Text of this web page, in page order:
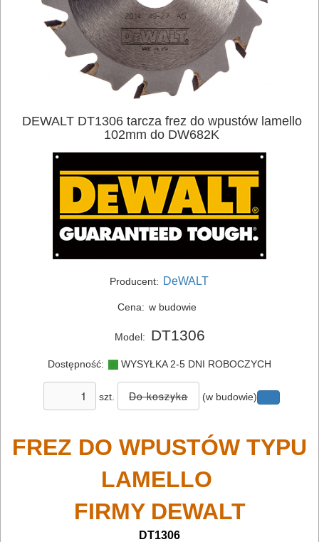
ELEKTRONARZĘDZIA
SIECIOWE
ELEKTRONARZĘDZIA
AKUMULATOROWE
OSPRZĘT
AKCESORIA
ELEKTRONARZĘDZI
TRANSPORTOWANIE
NARZĘDZIA
BUDOWLANE
ELEKTRY..
GLAZURNICZE
AKCESORIA
MASZYNKI
DEWALT DT1306 tarcza frez do wpustów lamello
102mm do DW682K
Producent: DeWALT
Cena: w budowie
Model: DT1306
Dostępność: WYSYŁKA 2-5 DNI ROBOCZYCH
szt. (w budowie)
FREZ DO WPUSTÓW TYPU
LAMELLO
FIRMY DEWALT
DT1306